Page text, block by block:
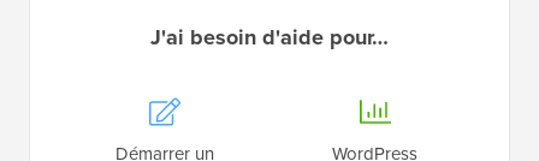
J'ai besoin d'aide pour…
Démarrer un WordPress